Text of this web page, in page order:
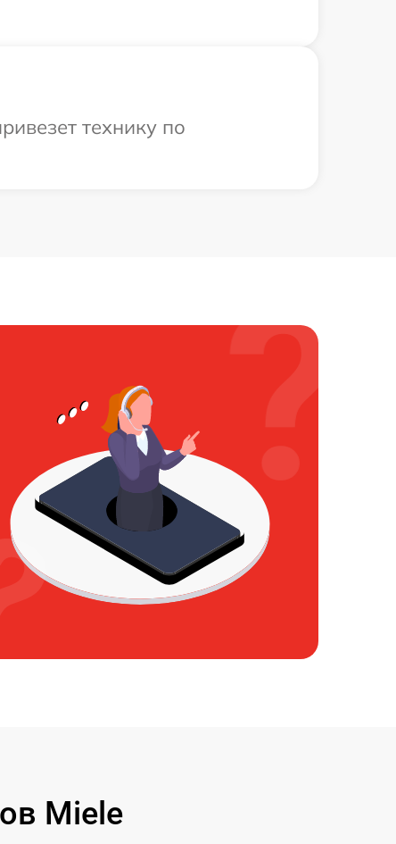
технику по
Miele